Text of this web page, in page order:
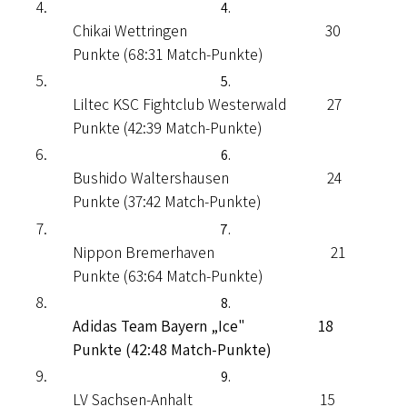
Chikai Wettringen 30
Punkte (68:31 Match-Punkte)
Liltec KSC Fightclub Westerwald 27
Punkte (42:39 Match-Punkte)
Bushido Waltershausen 24
Punkte (37:42 Match-Punkte)
Nippon Bremerhaven 21
Punkte (63:64 Match-Punkte)
Adidas Team Bayern „Ice" 18
Punkte (42:48 Match-Punkte)
LV Sachsen-Anhalt 15